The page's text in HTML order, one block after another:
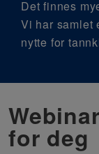
Det finnes
Vi har samlet
nytte for
for deg